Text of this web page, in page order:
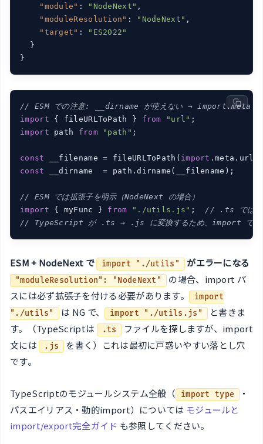
"module" : "NodeNext" ,
"moduleResolution" : "NodeNext" ,
"target" :
"ES2022"
  }
// ESM での注意: __dirname が使えない →
import { fileURLToPath } from "url"
import path from "path" ;
const __filename = fileURLToPath( import
const __dirname  = path.dirname(__filename);
// ESM では拡張子を明示（NodeNext の場合）
import { myFunc } from "./utils.js" ; // .ts ではな
// TypeScript が .ts → .js に変換するため、import で
ESM + NodeNext で import "./utils" がエラーになる
"moduleResolution": "NodeNext"
の場合、import パ
スには必ず拡張子を付ける必要があります。
import
"./utils"
は NG で、 import "./utils.js"
と書きま
す。（TypeScriptは
.ts
ファイルを探しますが、import
文には
.js
を書く）これは最初に戸惑いやすい落とし穴
です。
TypeScriptのモジュールシステム全般（ import type
・
パスエイリアス・動的import）については モジュールと
import/export完全ガイド も参照してください。